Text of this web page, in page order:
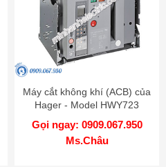
Máy cắt không khí (ACB) của
Hager - Model HWY723
Gọi ngay: 0909.067.950
Ms.Châu